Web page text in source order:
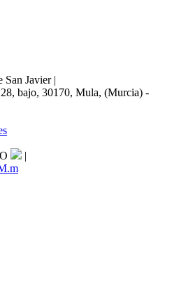
San Javier |
bajo, 30170, Mula, (Murcia) -
|